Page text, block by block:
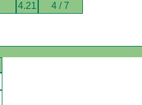
4.21
4 / 7